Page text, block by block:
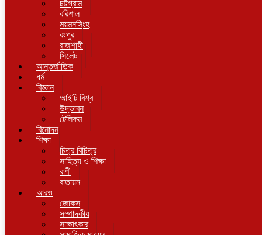
চট্টগ্রাম
বরিশাল
ময়মনসিংহ
রংপুর
রাজশাহী
সিলেট
আন্তর্জাতিক
ধর্ম
বিজ্ঞান
আইটি বিশ্ব
উদ্ভাবন
টেলিকম
বিনোদন
শিক্ষা
চিত্র বিচিত্র
সাহিত্য ও শিক্ষা
বাণী
বাতায়ন
আরও
জোকস
সম্পাদকীয়
সাক্ষাৎকার